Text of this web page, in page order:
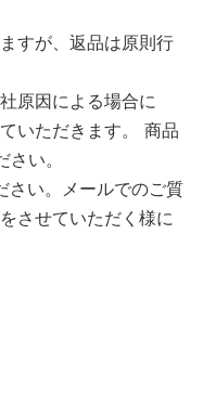
すが、返品は原則行
原因による場合に
いただきます。 商品
い。
さい。メールでのご質
させていただく様に